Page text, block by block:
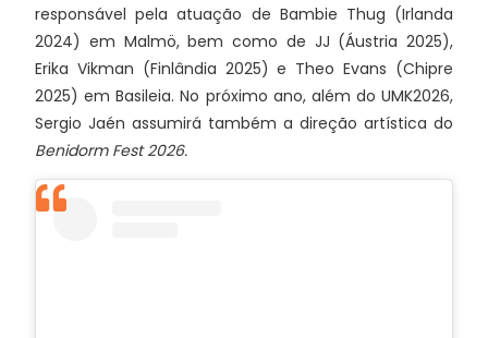
responsável pela atuação de Bambie Thug (Irlanda
2024) em Malmö, bem como de JJ (Áustria 2025),
Erika Vikman (Finlândia 2025) e Theo Evans (Chipre
2025) em Basileia. No próximo ano, além do UMK2026,
Sergio Jaén assumirá também a direção artística do
Benidorm Fest 2026.